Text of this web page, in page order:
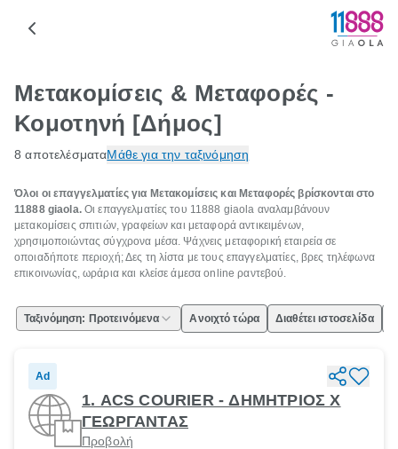
Μετακομίσεις & Μεταφορές -
Κομοτηνή [Δήμος]
8 αποτελέσματαΜάθε για την ταξινόμηση
Όλοι οι επαγγελματίες για Μετακομίσεις και Μεταφορές βρίσκονται στο
11888 giaola.Οι επαγγελματίες του 11888 giaola αναλαμβάνουν
μετακομίσεις σπιτιών, γραφείων και μεταφορά αντικειμένων,
χρησιμοποιώντας σύγχρονα μέσα. Ψάχνεις μεταφορική εταιρεία σε
οποιαδήποτε περιοχή; Δες τη λίστα με τους επαγγελματίες, βρες τηλέφωνα
επικοινωνίας, ωράρια και κλείσε άμεσα online ραντεβού.
Ταξινόμηση: Προτεινόμενα Ανοιχτό τώρα Διαθέτει ιστοσελίδα
Ad
1. ACS COURIER - ΔΗΜΗΤΡΙΟΣ Χ
ΓΕΩΡΓΑΝΤΑΣ
Προβολή